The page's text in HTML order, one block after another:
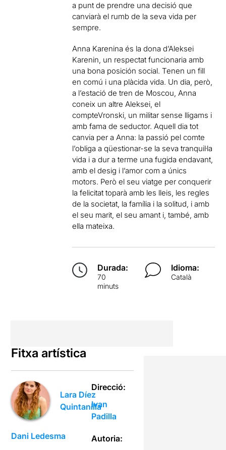
a punt de prendre una decisió que
canviarà el rumb de la seva vida per
sempre.
Anna Karenina és la dona d’Aleksei
Karenin, un respectat funcionaria amb
una bona posición social. Tenen un fill
en comú i una plàcida vida. Un dia, però,
a l’estació de tren de Moscou, Anna
coneix un altre Aleksei, el
compteVronski, un militar sense lligams i
amb fama de seductor. Aquell dia tot
canvia per a Anna: la passió pel comte
l’obliga a qüestionar-se la seva tranquil·la
vida i a dur a terme una fugida endavant,
amb el desig i l’amor com a únics
motors. Però el seu viatge per conquerir
la felicitat toparà amb les lleis, les regles
de la societat, la família i la solitud, i amb
el seu marit, el seu amant i, també, amb
ella mateixa.
Durada:
70
minuts
Idioma:
Català
Fitxa artística
Lara Díez
Quintanilla
Dani Ledesma
Direcció:
Ivan
Padilla
Autoria: